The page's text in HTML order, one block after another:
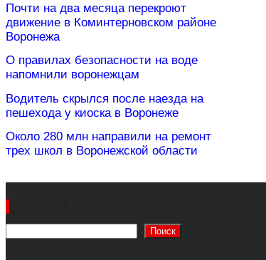
Почти на два месяца перекроют
движение в Коминтерновском районе
Воронежа
О правилах безопасности на воде
напомнили воронежцам
Водитель скрылся после наезда на
пешехода у киоска в Воронеже
Около 280 млн направили на ремонт
трех школ в Воронежской области
Поиск